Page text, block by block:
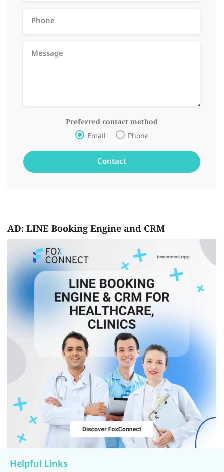
Preferred contact method
Email Phone
AD: LINE Booking Engine and CRM
Helpful Links